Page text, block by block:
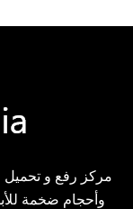
مركز رفع و تحميل
وأحجام ضخمة